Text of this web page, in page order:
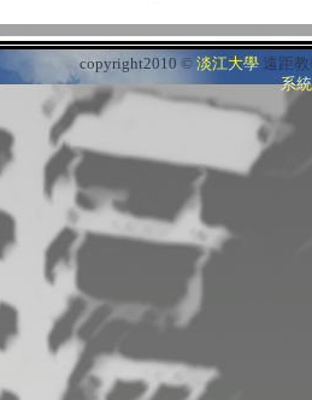
copyright2010 © 淡江大學 遠距
系